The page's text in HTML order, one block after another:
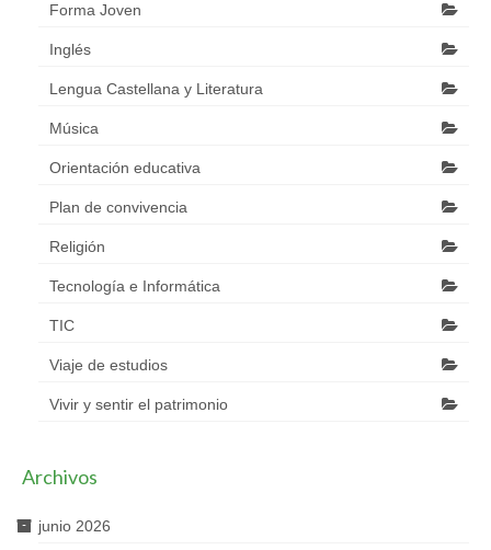
Forma Joven
Inglés
Lengua Castellana y Literatura
Música
Orientación educativa
Plan de convivencia
Religión
Tecnología e Informática
TIC
Viaje de estudios
Vivir y sentir el patrimonio
Archivos
junio 2026